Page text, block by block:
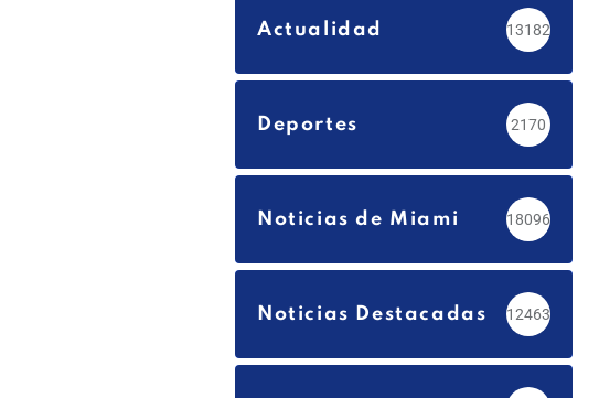
Actualidad 13182
Deportes 2170
Noticias de Miami 18096
Noticias Destacadas 12463